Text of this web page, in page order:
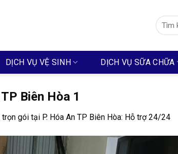
Search
for:
DỊCH VỤ VỆ SINH DỊCH VỤ SỮA CHỮA
Biên Hòa 1
trọn gói tại P. Hóa An TP Biên Hòa: Hỗ trợ 24/24